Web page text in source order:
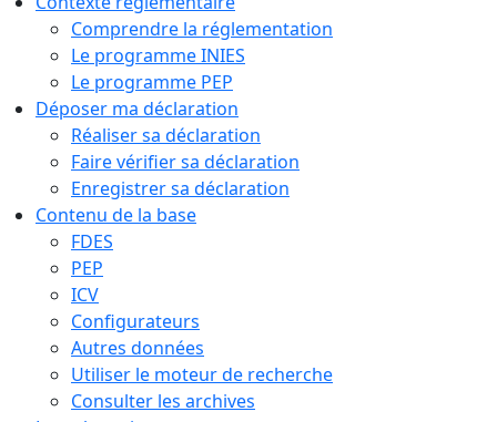
Comprendre la réglementation
Le programme INIES
Le programme PEP
Déposer ma déclaration
Réaliser sa déclaration
Faire vérifier sa déclaration
Enregistrer sa déclaration
Contenu de la base
FDES
PEP
ICV
Configurateurs
Autres données
Utiliser le moteur de recherche
Consulter les archives